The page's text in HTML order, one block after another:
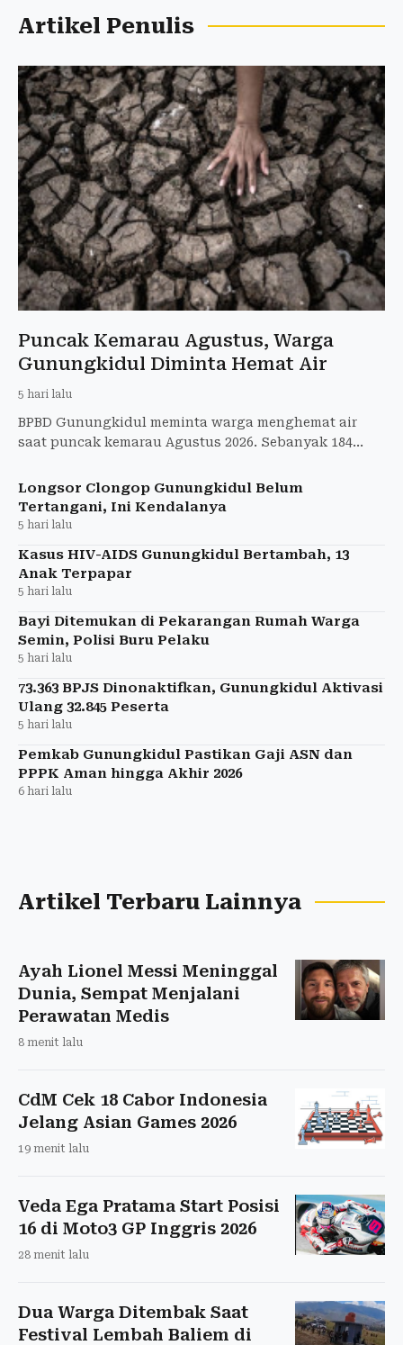
Artikel Penulis
Puncak Kemarau Agustus, Warga
Gunungkidul Diminta Hemat Air
5 hari lalu
BPBD Gunungkidul meminta warga menghemat air
saat puncak kemarau Agustus 2026. Sebanyak 184
terdampak kekeringan.
Longsor Clongop Gunungkidul Belum
Tertangani, Ini Kendalanya
5 hari lalu
Kasus HIV-AIDS Gunungkidul Bertambah, 13
Anak Terpapar
5 hari lalu
Bayi Ditemukan di Pekarangan Rumah Warga
Semin, Polisi Buru Pelaku
5 hari lalu
73.363 BPJS Dinonaktifkan, Gunungkidul Aktivasi
Ulang 32.845 Peserta
5 hari lalu
Pemkab Gunungkidul Pastikan Gaji ASN dan
PPPK Aman hingga Akhir 2026
6 hari lalu
Artikel Terbaru Lainnya
Ayah Lionel Messi Meninggal
Dunia, Sempat Menjalani
Perawatan Medis
8 menit lalu
CdM Cek 18 Cabor Indonesia
Jelang Asian Games 2026
19 menit lalu
Veda Ega Pratama Start Posisi
16 di Moto3 GP Inggris 2026
28 menit lalu
Dua Warga Ditembak Saat
Festival Lembah Baliem di